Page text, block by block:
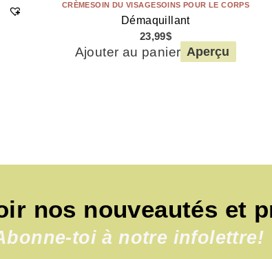
CRÈMESOIN DU VISAGESOINS POUR LE CORPS
Démaquillant
23,99$
Ajouter au panier Aperçu
nos nouveautés et
toi à notre infolettre!